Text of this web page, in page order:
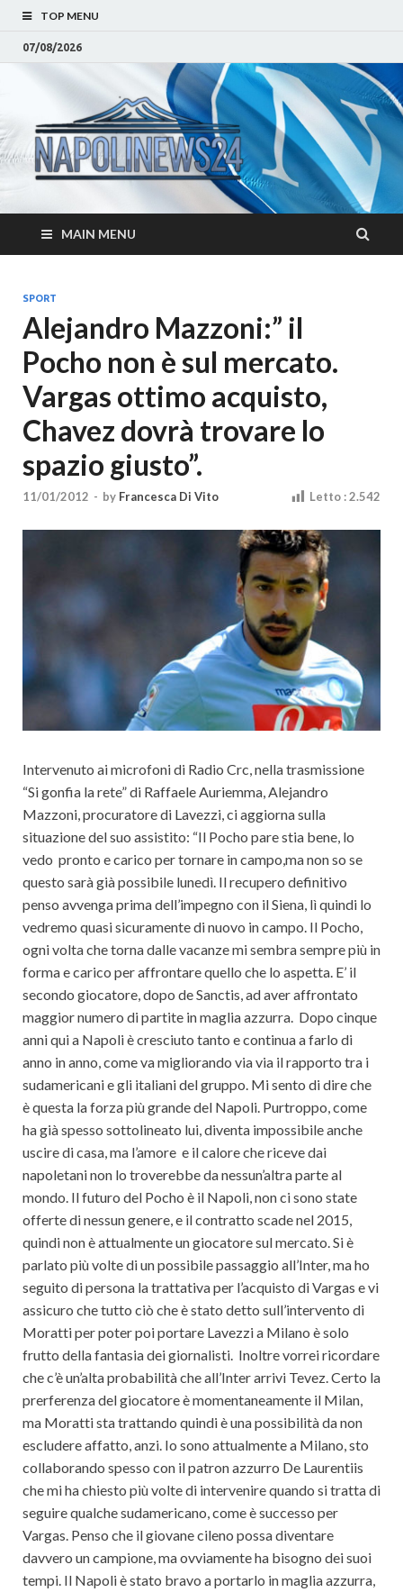
TOP MENU
07/08/2026
–
Napoli
Moda e
Cultura
Notizie sulla citta di
Napoli e Campania
Eventi, Sport
MAIN MENU
SPORT
Alejandro Mazzoni:” il
Pocho non è sul mercato.
Vargas ottimo acquisto,
Chavez dovrà trovare lo
spazio giusto”.
11/01/2012 - by Francesca Di Vito Letto :2.542
Intervenuto ai microfoni di Radio Crc, nella trasmissione
“Si gonfia la rete” di Raffaele Auriemma, Alejandro
Mazzoni, procuratore di Lavezzi, ci aggiorna sulla
situazione del suo assistito: “Il Pocho pare stia bene, lo
vedo pronto e carico per tornare in campo,ma non so se
questo sarà già possibile lunedì. Il recupero definitivo
penso avvenga prima dell’impegno con il Siena, lì quindi lo
vedremo quasi sicuramente di nuovo in campo. Il Pocho,
ogni volta che torna dalle vacanze mi sembra sempre più in
forma e carico per affrontare quello che lo aspetta. E’ il
secondo giocatore, dopo de Sanctis, ad aver affrontato
maggior numero di partite in maglia azzurra. Dopo cinque
anni qui a Napoli è cresciuto tanto e continua a farlo di
anno in anno, come va migliorando via via il rapporto tra i
sudamericani e gli italiani del gruppo. Mi sento di dire che
è questa la forza più grande del Napoli. Purtroppo, come
ha già spesso sottolineato lui, diventa impossibile anche
uscire di casa, ma l’amore e il calore che riceve dai
napoletani non lo troverebbe da nessun’altra parte al
mondo. Il futuro del Pocho è il Napoli, non ci sono state
offerte di nessun genere, e il contratto scade nel 2015,
quindi non è attualmente un giocatore sul mercato. Si è
parlato più volte di un possibile passaggio all’Inter, ma ho
seguito di persona la trattativa per l’acquisto di Vargas e vi
assicuro che tutto ciò che è stato detto sull’intervento di
Moratti per poter poi portare Lavezzi a Milano è solo
frutto della fantasia dei giornalisti. Inoltre vorrei ricordare
che c’è un’alta probabilità che all’Inter arrivi Tevez. Certo la
prerferenza del giocatore è momentaneamente il Milan,
ma Moratti sta trattando quindi è una possibilità da non
escludere affatto, anzi. Io sono attualmente a Milano, sto
collaborando spesso con il patron azzurro De Laurentiis
che mi ha chiesto più volte di intervenire quando si tratta di
seguire qualche sudamericano, come è successo per
Vargas. Penso che il giovane cileno possa diventare
davvero un campione, ma ovviamente ha bisogno dei suoi
tempi. Il Napoli è stato bravo a portarlo in maglia azzurra,